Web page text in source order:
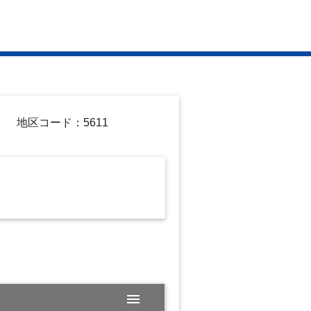
地区コード：5611
menu